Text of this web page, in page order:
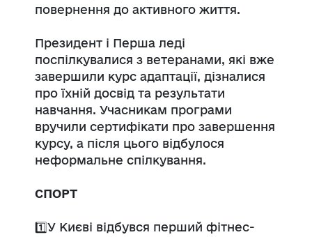
повернення до активного життя.
Президент і Перша леді
поспілкувалися з ветеранами, які вже
завершили курс адаптації, дізналися
про їхній досвід та результати
навчання. Учасникам програми
вручили сертифікати про завершення
курсу, а після цього відбулося
неформальне спілкування.
СПОРТ
1️⃣У Києві відбувся перший фітнес-